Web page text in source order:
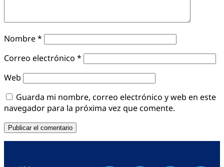
Nombre*
Correo electrónico *
Web
Guarda mi nombre, correo electrónico y web en este
navegador para la próxima vez que comente.